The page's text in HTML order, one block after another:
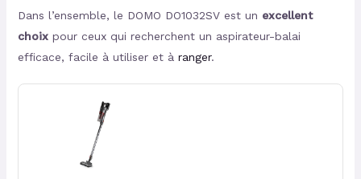
Dans l’ensemble, le DOMO DO1032SV est un excellent
choixpour ceux qui recherchent un aspirateur-balai
efficace, facile à utiliser et à ranger.